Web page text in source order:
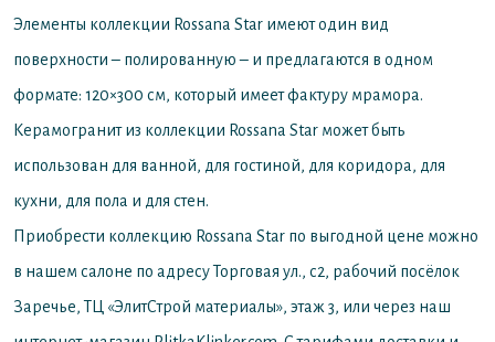
Элементы коллекции Rossana Star имеют один вид
поверхности – полированную – и предлагаются в одном
формате: 120×300 см, который имеет фактуру мрамора.
Керамогранит из коллекции Rossana Star может быть
использован для ванной, для гостиной, для коридора, для
кухни, для пола и для стен.
Приобрести коллекцию Rossana Star по выгодной цене можно
в нашем салоне по адресу Торговая ул., с2, рабочий посёлок
Заречье, ТЦ «ЭлитСтрой материалы», этаж 3, или через наш